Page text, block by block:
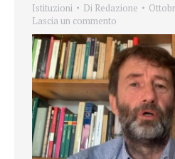
Istituzioni Di Redazione
Lascia un commento